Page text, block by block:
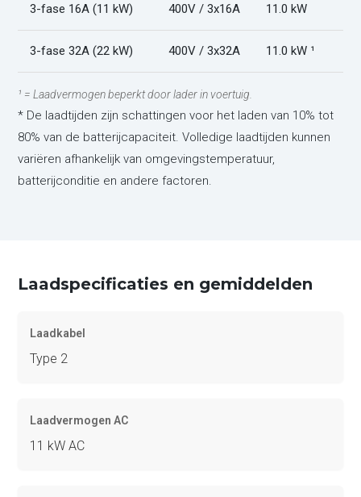
3-fase 16A (11 kW) 400V / 3x16A 11.0 kW
3-fase 32A (22 kW) 400V / 3x32A 11.0 kW ¹
¹ = Laadvermogen beperkt door lader in voertuig.
* De laadtijden zijn schattingen voor het laden van 10% tot
80% van de batterijcapaciteit. Volledige laadtijden kunnen
variëren afhankelijk van omgevingstemperatuur,
batterijconditie en andere factoren.
Laadspecificaties en gemiddelden
Laadkabel
Type 2
Laadvermogen AC
11 kW AC